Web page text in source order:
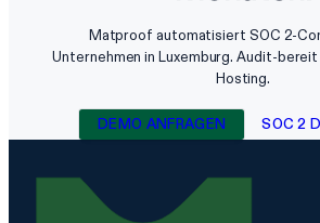
Matproof automatisiert SOC 2-
Unternehmen in Luxemburg. Audit-bereit
Hosting.
DEMO ANFRAGEN SOC 2